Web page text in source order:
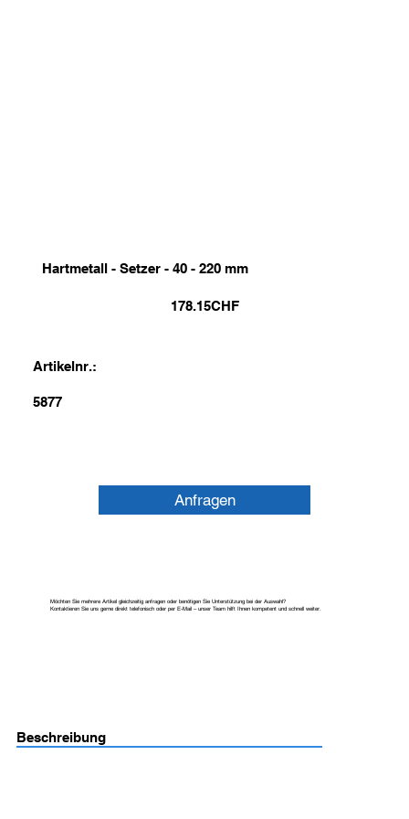
Hartmetall - Setzer - 40 - 220 mm
178.15CHF
Artikelnr.:
5877
Anfragen
Möchten Sie mehrere Artikel gleichzeitig anfragen oder benötigen Sie Unterstützung bei der Auswahl?
Kontaktieren Sie uns gerne direkt telefonisch oder per E-Mail – unser Team hilft Ihnen kompetent und schnell weiter.
Beschreibung